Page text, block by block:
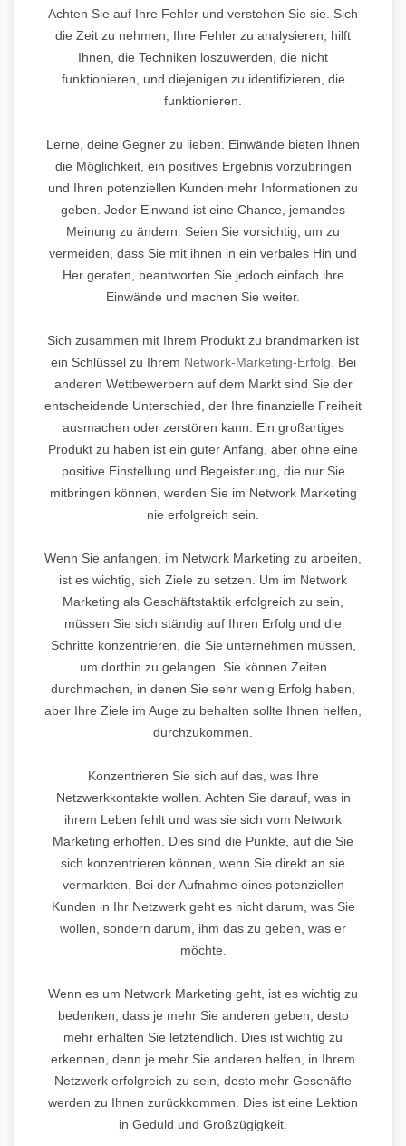
Achten Sie auf Ihre Fehler und verstehen Sie sie. Sich
die Zeit zu nehmen, Ihre Fehler zu analysieren, hilft
Ihnen, die Techniken loszuwerden, die nicht
funktionieren, und diejenigen zu identifizieren, die
funktionieren.
Lerne, deine Gegner zu lieben. Einwände bieten Ihnen
die Möglichkeit, ein positives Ergebnis vorzubringen
und Ihren potenziellen Kunden mehr Informationen zu
geben. Jeder Einwand ist eine Chance, jemandes
Meinung zu ändern. Seien Sie vorsichtig, um zu
vermeiden, dass Sie mit ihnen in ein verbales Hin und
Her geraten, beantworten Sie jedoch einfach ihre
Einwände und machen Sie weiter.
Sich zusammen mit Ihrem Produkt zu brandmarken ist
ein Schlüssel zu Ihrem Network-Marketing-Erfolg.
Bei
anderen Wettbewerbern auf dem Markt sind Sie der
entscheidende Unterschied, der Ihre finanzielle Freiheit
ausmachen oder zerstören kann. Ein großartiges
Produkt zu haben ist ein guter Anfang, aber ohne eine
positive Einstellung und Begeisterung, die nur Sie
mitbringen können, werden Sie im Network Marketing
nie erfolgreich sein.
Wenn Sie anfangen, im Network Marketing zu arbeiten,
ist es wichtig, sich Ziele zu setzen. Um im Network
Marketing als Geschäftstaktik erfolgreich zu sein,
müssen Sie sich ständig auf Ihren Erfolg und die
Schritte konzentrieren, die Sie unternehmen müssen,
um dorthin zu gelangen. Sie können Zeiten
durchmachen, in denen Sie sehr wenig Erfolg haben,
aber Ihre Ziele im Auge zu behalten sollte Ihnen helfen,
durchzukommen.
Konzentrieren Sie sich auf das, was Ihre
Netzwerkkontakte wollen. Achten Sie darauf, was in
ihrem Leben fehlt und was sie sich vom Network
Marketing erhoffen. Dies sind die Punkte, auf die Sie
sich konzentrieren können, wenn Sie direkt an sie
vermarkten. Bei der Aufnahme eines potenziellen
Kunden in Ihr Netzwerk geht es nicht darum, was Sie
wollen, sondern darum, ihm das zu geben, was er
möchte.
Wenn es um Network Marketing geht, ist es wichtig zu
bedenken, dass je mehr Sie anderen geben, desto
mehr erhalten Sie letztendlich. Dies ist wichtig zu
erkennen, denn je mehr Sie anderen helfen, in Ihrem
Netzwerk erfolgreich zu sein, desto mehr Geschäfte
werden zu Ihnen zurückkommen. Dies ist eine Lektion
in Geduld und Großzügigkeit.